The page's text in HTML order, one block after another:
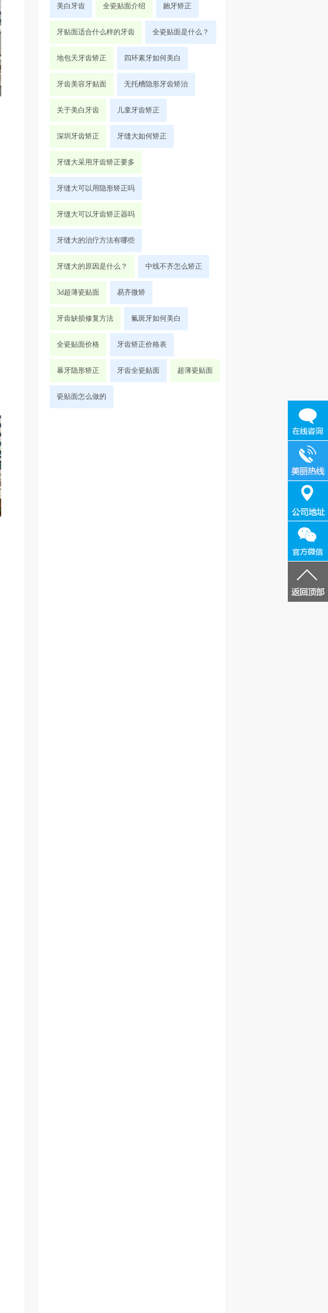
美白牙齿 全瓷贴面介绍 龅牙矫正
牙贴面适合什么样的牙齿 全瓷贴面是什么？
地包天牙齿矫正 四环素牙如何美白
牙齿美容牙贴面 无托槽隐形牙齿矫治
关于美白牙齿 儿童牙齿矫正
深圳牙齿矫正 牙缝大如何矫正
牙缝大采用牙齿矫正要多
牙缝大可以用隐形矫正吗
牙缝大可以牙齿矫正器吗
牙缝大的治疗方法有哪些
牙缝大的原因是什么？ 中线不齐怎么矫正
3d超薄瓷贴面 易齐微矫
牙齿缺损修复方法 氟斑牙如何美白
全瓷贴面价格 牙齿矫正价格表
暴牙隐形矫正 牙齿全瓷贴面 超薄瓷贴面
瓷贴面怎么做的